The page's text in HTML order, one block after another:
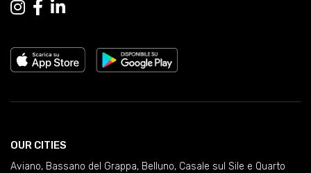
OUR CITIES
Aviano, Bassano del Grappa, Belluno, Casale sul Sile e Quarto